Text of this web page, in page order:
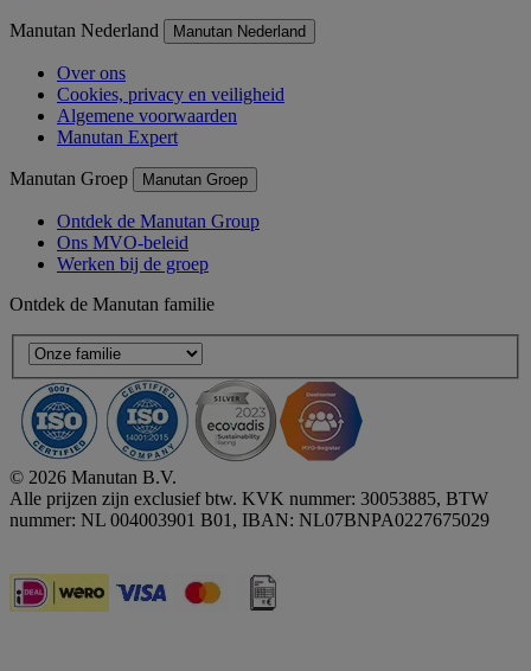
Manutan Nederland Manutan Nederland
Over ons
Cookies, privacy en veiligheid
Algemene voorwaarden
Manutan Expert
Manutan Groep Manutan Groep
Ontdek de Manutan Group
Ons MVO-beleid
Werken bij de groep
Ontdek de Manutan familie
© 2026 Manutan B.V.
Alle prijzen zijn exclusief btw. KVK nummer: 30053885, BTW
nummer: NL 004003901 B01, IBAN: NL07BNPA0227675029